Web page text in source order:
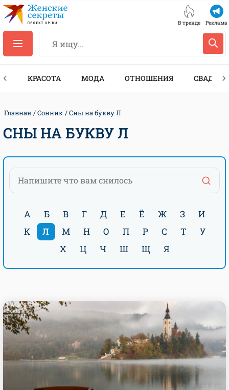
В тренде Реклама
КРАСОТА МОДА ОТНОШЕНИЯ СВАДЬБА
Главная Сонник Сны на букву Л
СНЫ НА БУКВУ Л
А Б В Г Д Е Ё Ж З
И
К
Л М Н О П Р С Т
У
Х
Ц Ч Ш Щ Я